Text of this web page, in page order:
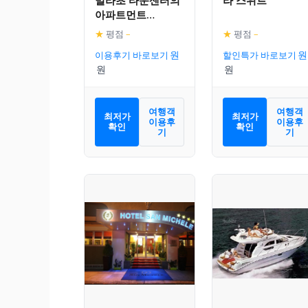
아파트먼트
(200m², 침실 4개,
프라이빗 욕실 2개)
★ 평점 –
이용후기 바로보기
최저가
확인
여행객
이용후
기
★ 평점 –
할인특가 바로보기
최저가
확인
여행객
이용후
기